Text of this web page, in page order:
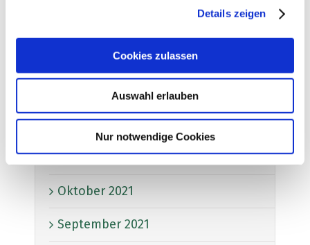
Details zeigen
Cookies zulassen
Auswahl erlauben
Nur notwendige Cookies
Februar 2022
Januar 2022
November 2021
Oktober 2021
September 2021